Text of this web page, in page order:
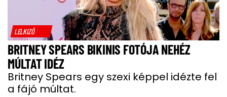
LELKIZŐ
BRITNEY SPEARS BIKINIS FOTÓJA NEHÉZ
MÚLTAT IDÉZ
Britney Spears egy szexi képpel idézte fel
a fájó múltat.